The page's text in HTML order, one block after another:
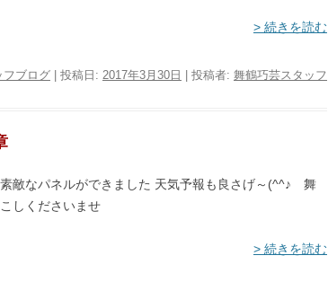
> 続きを読む
フブログ| 投稿日: 2017年3月30日 投稿者: 舞鶴巧芸スタッフ
敵なパネルができました 天気予報も良さげ～(^^♪ 舞
しくださいませ
> 続きを読む